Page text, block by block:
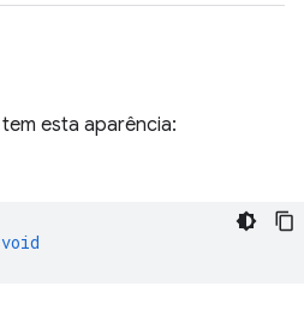
tem esta aparência:
void